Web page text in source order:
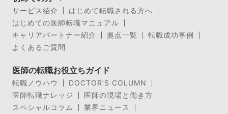
サービス紹介
はじめて転職される方へ
はじめての医師転職マニュアル
キャリアパートナー紹介
拠点一覧
転職成功事例
よくあるご質問
医師の転職お役立ちガイド
転職ノウハウ
DOCTOR’S COLUMN
医師転職ナレッジ
医師の現場と働き方
スペシャルコラム
業界ニュース